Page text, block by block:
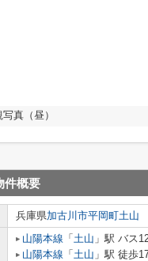
真（昼）
件概要
兵庫県加古川市平岡町土山
山陽本線 「 土山 」駅 バス
山陽本線 「 土山 」駅 徒歩